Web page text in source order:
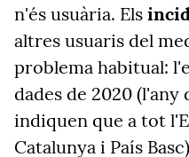
n'és usuària. Els
altres usuaris del
problema habitual:
dades de 2020 (l'any
indiquen que a tot
Catalunya i País